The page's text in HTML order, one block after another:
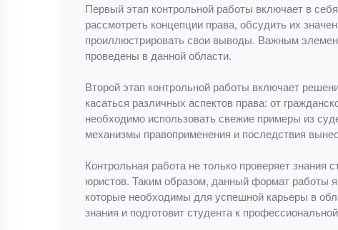
Первый этап контрольной работы включает в
рассмотреть концепции права, обсудить их
проиллюстрировать свои выводы. Важным
проведены в данной области.
Второй этап контрольной работы включает
касаться различных аспектов права: от
необходимо использовать свежие примеры из
механизмы правоприменения и последствия
Контрольная работа не только проверяет
юристов. Таким образом, данный формат работы
которые необходимы для успешной карьеры в
знания и подготовит студента к